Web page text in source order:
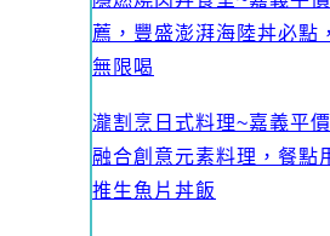
薦，豐盛澎湃海陸丼必點
無限喝
瀧割烹日式料理~嘉義平
融合創意元素料理，餐點
推生魚片丼飯